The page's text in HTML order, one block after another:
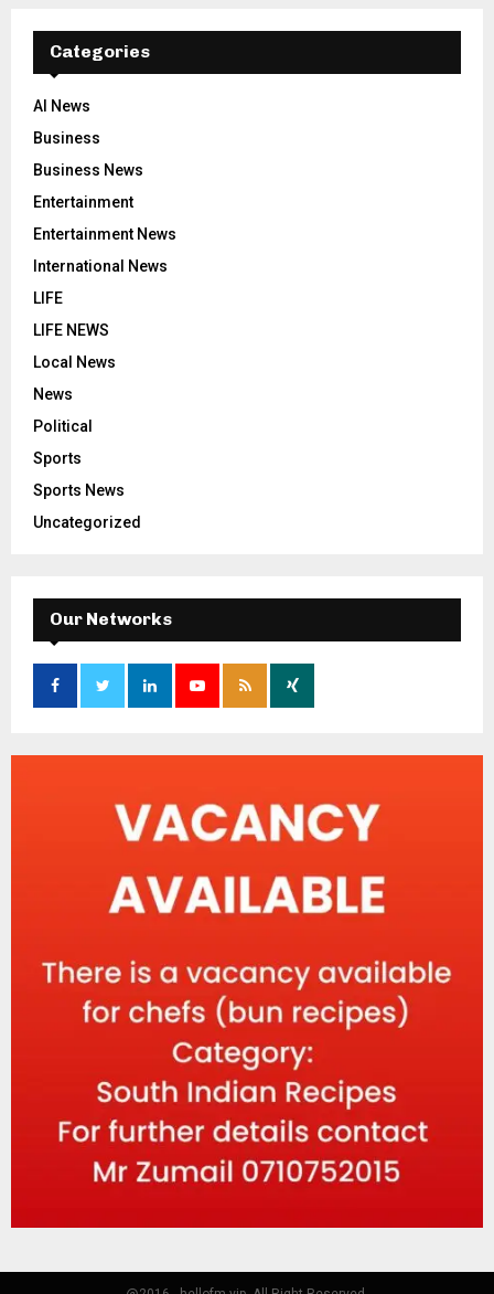
Categories
AI News
Business
Business News
Entertainment
Entertainment News
International News
LIFE
LIFE NEWS
Local News
News
Political
Sports
Sports News
Uncategorized
Our Networks